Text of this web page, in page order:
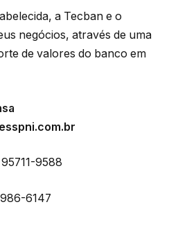
a Tecban e o
negócios, através de uma
de valores do banco em
95711-9588
6147